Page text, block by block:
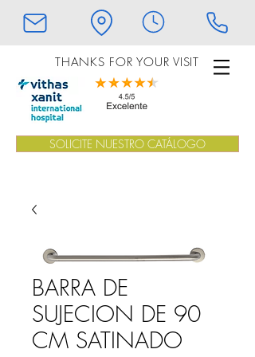
THANKS FOR YOUR VISIT
SOLICITE NUESTRO CATÁLOGO
BARRA DE
SUJECION DE 90
CM SATINADO